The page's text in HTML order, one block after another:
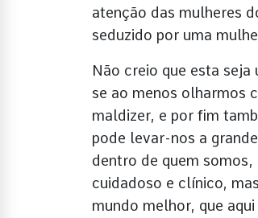
atenção das mulheres
seduzido por uma
Não creio que esta
se ao menos olharmos
maldizer, e por fim
pode levar-nos a
dentro de quem
cuidadoso e clínico,
mundo melhor, que